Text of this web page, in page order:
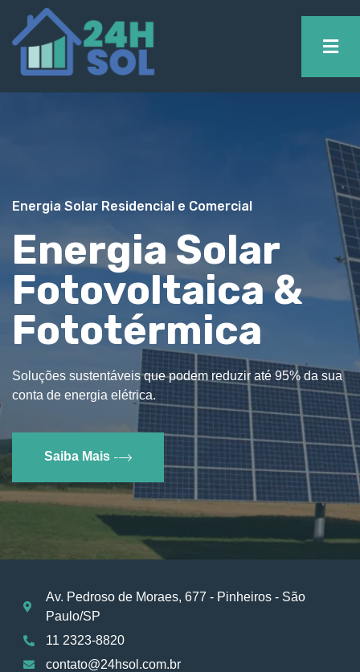
Energia Solar Residencial e Comercial
Energia Solar
Fotovoltaica &
Fototérmica
Soluções sustentáveis que podem reduzir até 95% da sua
conta de energia elétrica.
Saiba Mais
Av. Pedroso de Moraes, 677 - Pinheiros - São
Paulo/SP
11 2323-8820
contato@24hsol.com.br